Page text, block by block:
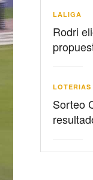
LALIGA
Rodri
LOTERIAS
Sorteo